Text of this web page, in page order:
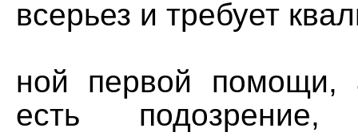
всерьез и требует
ной первой помощи,
есть